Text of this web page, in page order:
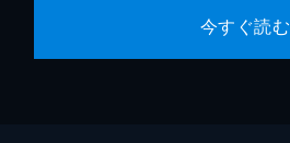
今すぐ読む